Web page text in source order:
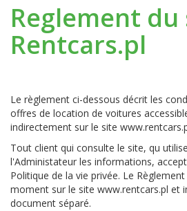
Reglement du
Rentcars.pl
Le règlement ci-dessous décrit les
offres de location de voitures
indirectement sur le site
Tout client qui consulte le site, qu
l'Administateur les informations,
Politique de la vie privée. Le
moment sur le site www.rentcars.pl et
document séparé.